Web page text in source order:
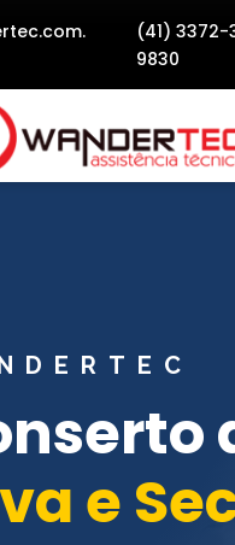
(41) 3372-
9830
e